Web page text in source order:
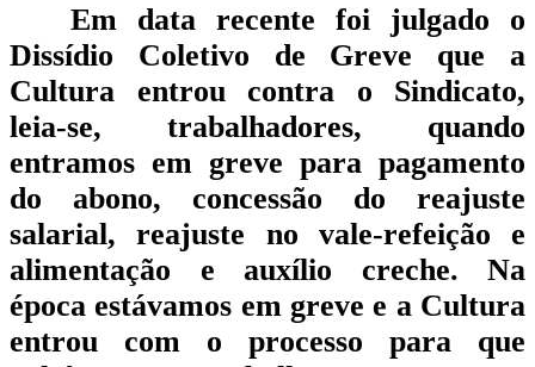
2009
–
Fique
por
Dentro
Em data recente foi julgado o
Dissídio Coletivo de Greve que a
Cultura entrou contra o Sindicato,
leia-se, trabalhadores, quando
entramos em greve para pagamento
do abono, concessão do reajuste
salarial, reajuste no vale-refeição e
alimentação e auxílio creche. Na
época estávamos em greve e a Cultura
entrou com o processo para que